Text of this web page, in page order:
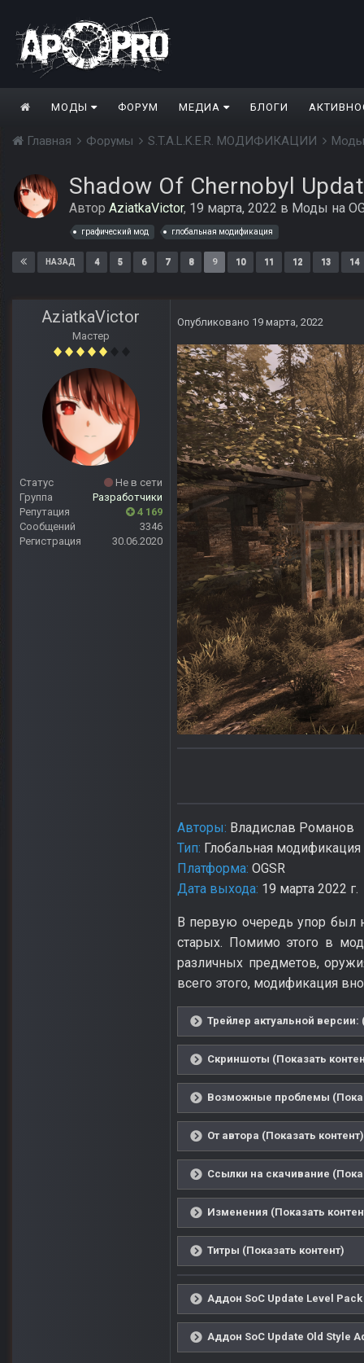
МОДЫ ФОРУМ МЕДИА БЛОГИ
Главная Форумы S.T.A.L.K.E.R. МОДИФИКАЦИИ
Shadow Of Chernobyl
Автор AziatkaVictor, 19 марта, 2022 в Моды на
графический мод глобальная модификация
НАЗАД 4 5 6 7 8 9 10 11 12 13 14
AziatkaVictor
Мастер
Статус
Не в сети
Группа
Разработчики
Репутация
4 169
Сообщений
3346
Регистрация
30.06.2020
Опубликовано 19 марта, 2022
Авторы: Владислав Романов
Тип: Глобальная модификация
Платформа: OGSR
Дата выхода: 19 марта 2022 г.
В первую очередь упор был
старых. Помимо этого в
различных предметов,
всего этого, модификация
Трейлер актуальной версии:
Скриншоты (Показать
Возможные проблемы
От автора (Показать контент)
Ссылки на скачивание
Изменения (Показать
Титры (Показать контент)
Аддон SoC Update Level
Аддон SoC Update Old Style